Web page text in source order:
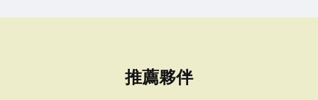
推薦夥伴